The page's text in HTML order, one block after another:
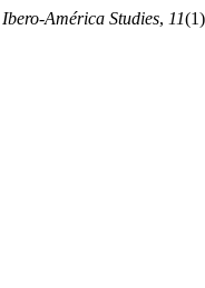
Ibero-América Studies, 11